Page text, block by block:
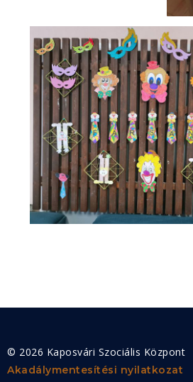
© 2026 Kaposvári Szociális Központ
Akadálymentesítési nyilatkozat